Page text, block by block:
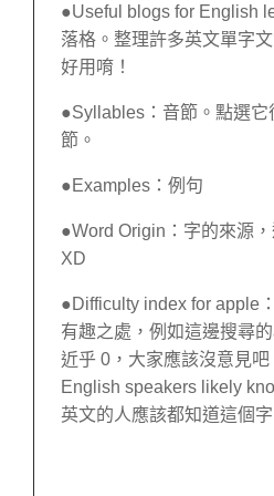
●Useful blogs for English
落格。整理許多英文單字
好用唷！
●Syllables：音節。點選它
節。
●Examples：例句
●Word Origin：字的來源
XD
●Difficulty index for apple
有趣之處，例如這邊搜尋
近乎 0，大家應該沒意見吧
English speakers likely
英文的人應該都知道這個字